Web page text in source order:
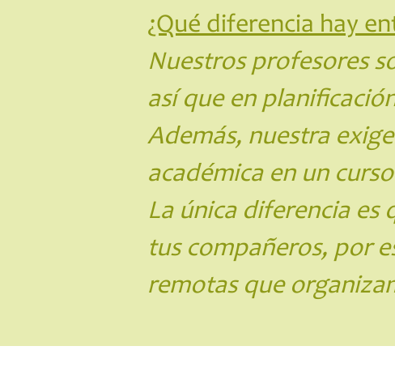
¿Qué diferencia hay
Nuestros profesores
así que en
Además, nuestra
académica en un
La única diferencia es
tus compañeros, por
remotas que